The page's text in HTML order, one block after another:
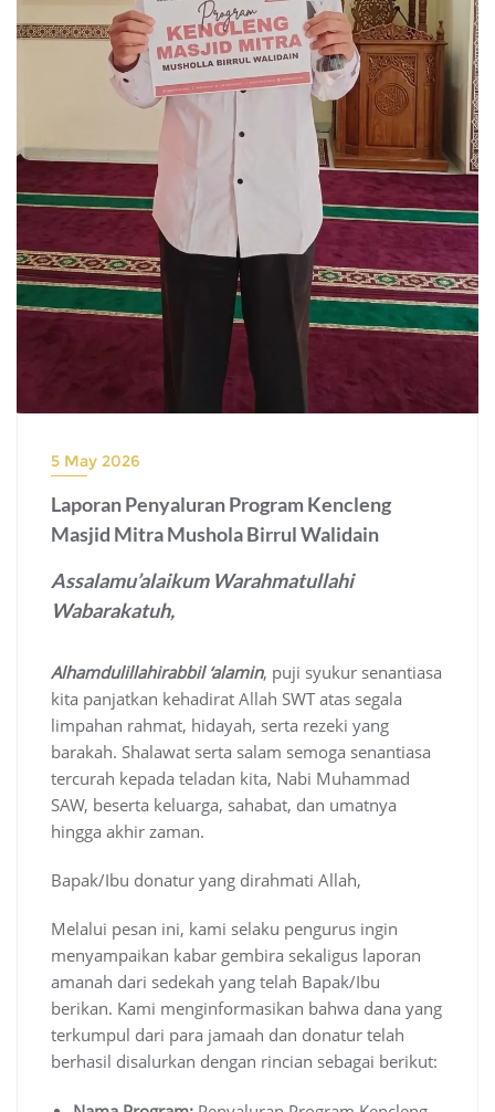
5 May 2026
Laporan Penyaluran Program Kencleng
Masjid Mitra Mushola Birrul Walidain
Assalamu’alaikum Warahmatullahi
Wabarakatuh,
Alhamdulillahirabbil ‘alamin, puji syukur senantiasa
kita panjatkan kehadirat Allah SWT atas segala
limpahan rahmat, hidayah, serta rezeki yang
barakah. Shalawat serta salam semoga senantiasa
tercurah kepada teladan kita, Nabi Muhammad
SAW, beserta keluarga, sahabat, dan umatnya
hingga akhir zaman.
Bapak/Ibu donatur yang dirahmati Allah,
Melalui pesan ini, kami selaku pengurus ingin
menyampaikan kabar gembira sekaligus laporan
amanah dari sedekah yang telah Bapak/Ibu
berikan. Kami menginformasikan bahwa dana yang
terkumpul dari para jamaah dan donatur telah
berhasil disalurkan dengan rincian sebagai berikut: